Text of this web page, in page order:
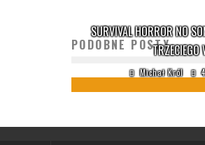
PODOBNE POSTY
SURVIVAL HORROR NO
TRZECIEGO
Michał Król